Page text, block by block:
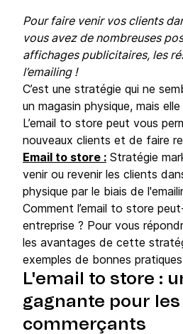
Pour faire venir vos clients
vous avez de nombreuses
affichages publicitaires, les
l’emailing !
C’est une stratégie qui ne
un magasin physique, mais
L’email to store peut vous
nouveaux clients et de faire
Email to store : Stratégie
venir ou revenir les clients
physique par le biais de
Comment l’email to store
entreprise ? Pour vous
les avantages de cette
exemples de bonnes
L'email to store :
gagnante pour les
commerçants